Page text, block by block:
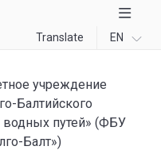
Translate EN
учреждение
Балтийского
водных путей» (ФБУ
Балт»)